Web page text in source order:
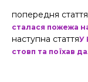
попередня стаття
сталася пожежа
наступна статтяУ
стовп та поїхав